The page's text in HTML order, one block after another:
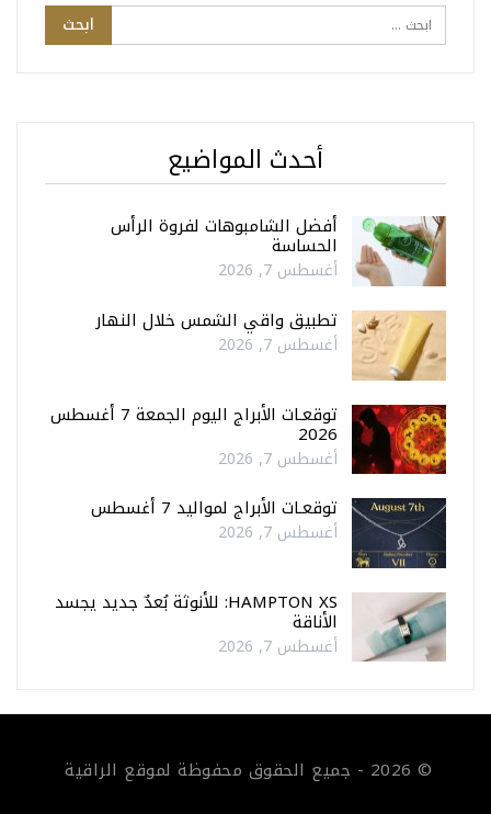
أحدث المواضيع
أفضل الشامبوهات لفروة الرأس
الحساسة
أغسطس 7, 2026
تطبيق واقي الشمس خلال النهار
أغسطس 7, 2026
توقعـات الأبراج اليوم الجمعة 7 أغسطس
2026
أغسطس 7, 2026
توقعـات الأبراج لمواليد 7 أغسطس
أغسطس 7, 2026
HAMPTON XS: للأنوثة بُعدٌ جديد يجسد
الأناقة
أغسطس 7, 2026
© 2026 - جميع الحقوق محفوظة لموقع الراقية